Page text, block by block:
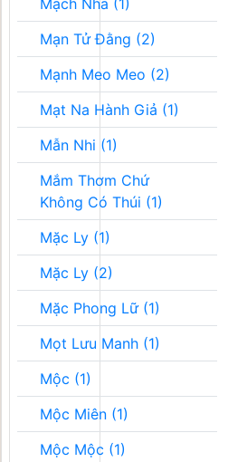
Mạch Nha (1)
Mạn Tử Đằng (2)
Mạnh Meo Meo (2)
Mạt Na Hành Giả (1)
Mẫn Nhi (1)
Mắm Thơm Chứ
Không Có Thúi (1)
Mặc Ly (1)
Mặc Ly (2)
Mặc Phong Lữ (1)
Mọt Lưu Manh (1)
Mộc (1)
Mộc Miên (1)
Mộc Mộc (1)